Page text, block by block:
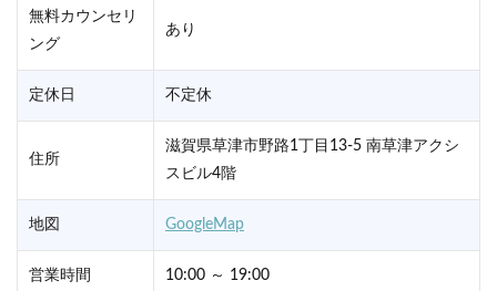
無料カウンセリ
ング
あり
定休日 不定休
住所
滋賀県草津市野路1丁目13-5 南草津アクシ
スビル4階
地図 GoogleMap
営業時間 10:00 ～ 19:00